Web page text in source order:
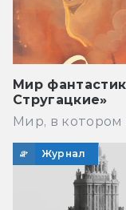
Мир
Стругацкие»
Мир, в котором
Журнал